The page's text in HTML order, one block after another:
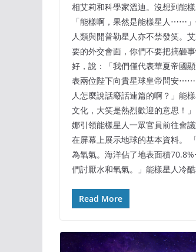
相艾莉和科學家溫迪。沒想到能
「能樣啊，果然是能樣星人⋯⋯
人類與開普勒星人亦不禁發笑。
要的外交會面，你們不要把搞砸
好，說：「我們僅代表華夏帝國
表兩位陛下向貴星球皇帝問安⋯⋯
人怎麼說話廢話連篇的啊？」能
文化，大笑是熱烈歡迎的意思！
娜引領能樣星人一眾官員前往會
在屏幕上展示地球的基本資料。
為氧氣。海洋佔了地表面積
們討厭水和氧氣。」能樣星人冷酷
Read More